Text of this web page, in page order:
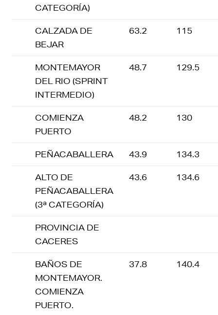
CATEGORÍA)
CALZADA DE
BEJAR
63.2 115
MONTEMAYOR
DEL RIO (SPRINT
INTERMEDIO)
48.7 129.5
COMIENZA
PUERTO
48.2 130
PEÑACABALLERA 43.9 134.3
ALTO DE
PEÑACABALLERA
(3ª CATEGORÍA)
43.6 134.6
PROVINCIA DE
CACERES
BAÑOS DE
MONTEMAYOR.
COMIENZA
PUERTO.
37.8 140.4